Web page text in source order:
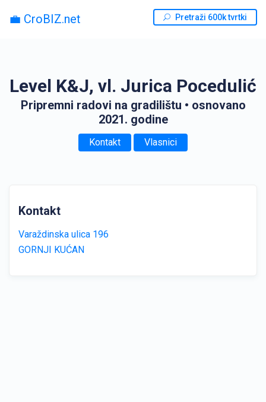
💼 CroBIZ.net Pretraži 600k tvrtki
Level K&J, vl. Jurica Pocedulić
Pripremni radovi na gradilištu • osnovano
2021. godine
Kontakt Vlasnici
Kontakt
Varaždinska ulica 196
GORNJI KUĆAN